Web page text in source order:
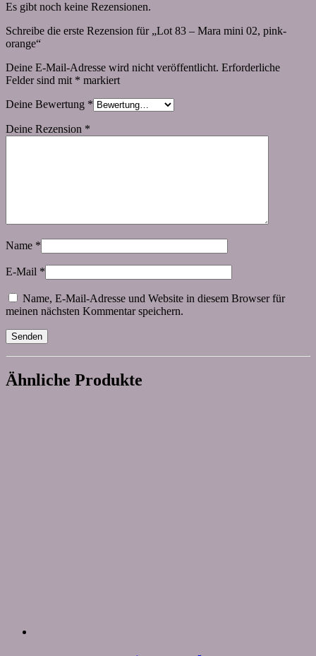
Es gibt noch keine Rezensionen.
Schreibe die erste Rezension für „Lot 83 – Mara mini 02, pink-
orange“
Deine E-Mail-Adresse wird nicht veröffentlicht. Erforderliche
Felder sind mit * markiert
Deine Bewertung *
Deine Rezension *
Name *
E-Mail *
Name, E-Mail-Adresse und Website in diesem Browser für
meinen nächsten Kommentar speichern.
Ähnliche Produkte